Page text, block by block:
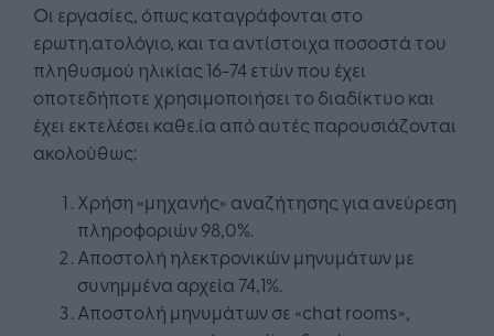
Οι εργασίες, όπως καταγράφονται στο
ερωτη.ατολόγιο, και τα αντίστοιχα ποσοστά του
πληθυσμού ηλικίας 16-74 ετών που έχει
οποτεδήποτε χρησιμοποιήσει το διαδίκτυο και
έχει εκτελέσει καθε.ία από αυτές παρουσιάζονται
ακολούθως:
Χρήση «μηχανής» αναζήτησης για ανεύρεση
πληροφοριών 98,0%.
Αποστολή ηλεκτρονικών μηνυμάτων με
συνημμένα αρχεία 74,1%.
Αποστολή μηνυμάτων σε «chat rooms»,